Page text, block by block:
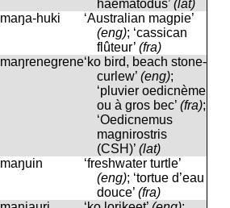
haematodus’ (lat)
maŋa-huki
‘Australian magpie’
(eng); ‘cassican
flûteur’ (fra)
maŋreneɡrene‘ko bird, beach stone-
curlew’ (eng);
‘pluvier oedicnème
ou à gros bec’ (fra);
‘Oedicnemus
magnirostris
(CSH)’ (lat)
maŋuin
‘freshwater turtle’
(eng); ‘tortue d’eau
douce’ (fra)